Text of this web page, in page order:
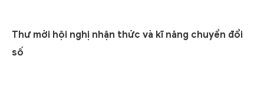
Thư mời hội nghị nhận thức và kĩ năng chuyển đổi
số